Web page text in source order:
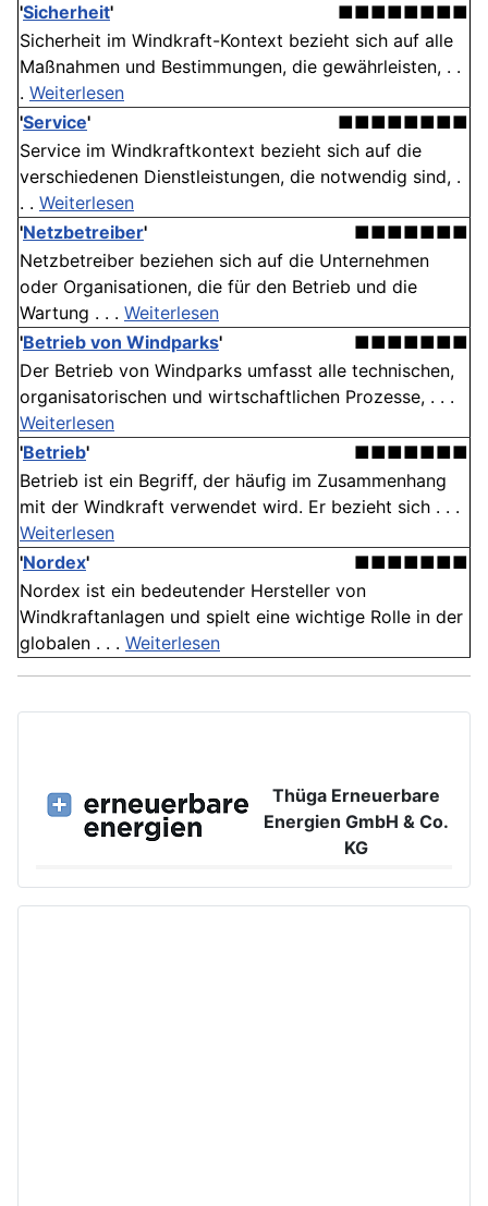
'Sicherheit'
■■■■■■■■
Sicherheit im Windkraft-Kontext bezieht sich auf alle
Maßnahmen und Bestimmungen, die gewährleisten, . .
. Weiterlesen
'Service'
■■■■■■■■
Service im Windkraftkontext bezieht sich auf die
verschiedenen Dienstleistungen, die notwendig sind, .
. . Weiterlesen
'Netzbetreiber'
■■■■■■■
Netzbetreiber beziehen sich auf die Unternehmen
oder Organisationen, die für den Betrieb und die
Wartung . . . Weiterlesen
'Betrieb von Windparks'
■■■■■■■
Der Betrieb von Windparks umfasst alle technischen,
organisatorischen und wirtschaftlichen Prozesse, . . .
Weiterlesen
'Betrieb'
■■■■■■■
Betrieb ist ein Begriff, der häufig im Zusammenhang
mit der Windkraft verwendet wird. Er bezieht sich . . .
Weiterlesen
'Nordex'
■■■■■■■
Nordex ist ein bedeutender Hersteller von
Windkraftanlagen und spielt eine wichtige Rolle in der
globalen . . . Weiterlesen
Thüga Erneuerbare
Energien GmbH & Co.
KG
www.ee.thuega.de